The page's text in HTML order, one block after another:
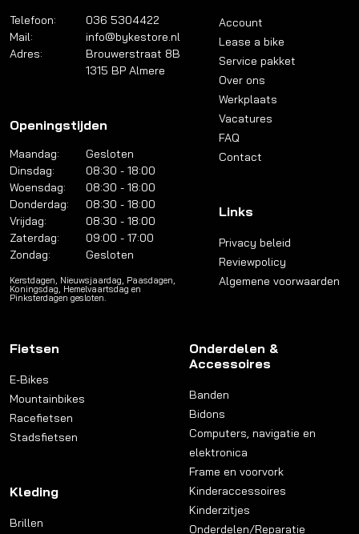
Telefoon:
036 5304422
Mail:
info@bykestore.nl
Adres:
Brouwerstraat 8B
1315 BP Almere
Openingstijden
Maandag:
Gesloten
Dinsdag:
08:30 - 18:00
Woensdag:
08:30 - 18:00
Donderdag:
08:30 - 18:00
Vrijdag:
08:30 - 18:00
Zaterdag:
09:00 - 17:00
Zondag:
Gesloten
Kerstdagen, Nieuwsjaardag, Paasdagen,
Koningsdag, Hemelvaartsdag en
Pinksterdagen gesloten.
Account
Lease a bike
Service pakket
Over ons
Werkplaats
Vacatures
FAQ
Contact
Links
Privacy beleid
Reviewpolicy
Algemene voorwaarden
Fietsen
E-Bikes
Mountainbikes
Racefietsen
Stadsfietsen
Kleding
Brillen
Onderdelen &
Accessoires
Banden
Bidons
Computers, navigatie en
elektronica
Frame en voorvork
Kinderaccessoires
Kinderzitjes
Onderdelen/Reparatie